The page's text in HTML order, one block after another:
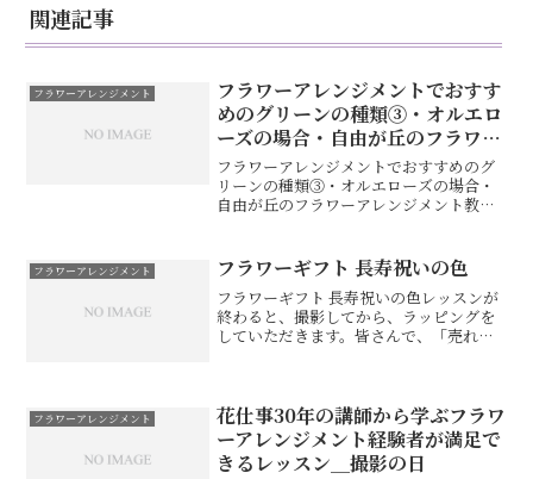
関連記事
フラワーアレンジメント
フラワーアレンジメントでおすす
めのグリーンの種類③・オルエロ
ーズの場合・自由が丘のフラワー
アレンジメント教室
フラワーアレンジメントでおすすめのグ
リーンの種類③・オルエローズの場合・
自由が丘のフラワーアレンジメント教室
とちょっと変わったものをご紹介しま
す。毎日のように、インバウン...
フラワーアレンジメント フラワーギフト 長寿祝いの色
フラワーギフト 長寿祝いの色レッスンが
終わると、撮影してから、ラッピングを
していただきます。皆さんで、「売れる
身で、ギフトにお届けに...
フラワーアレンジメント
花仕事30年の講師から学ぶフラワ
ーアレンジメント経験者が満足で
きるレッスン＿撮影の日